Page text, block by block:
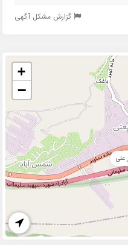
گزارش مشکل آگهی
علی
+
−